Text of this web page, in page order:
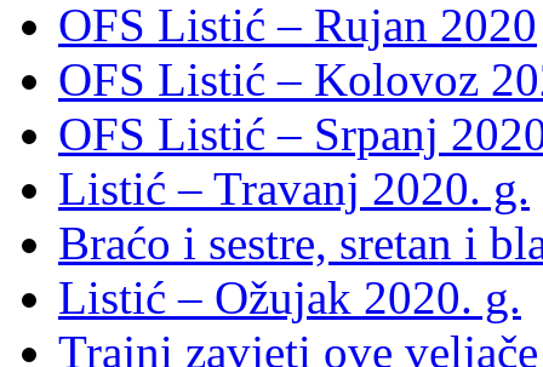
OFS Listić – Rujan 2020
OFS Listić – Kolovoz
OFS Listić – Srpanj
Listić – Travanj 2020. g.
Braćo i sestre, sretan i
Listić – Ožujak 2020. g.
Trajni zavjeti ove